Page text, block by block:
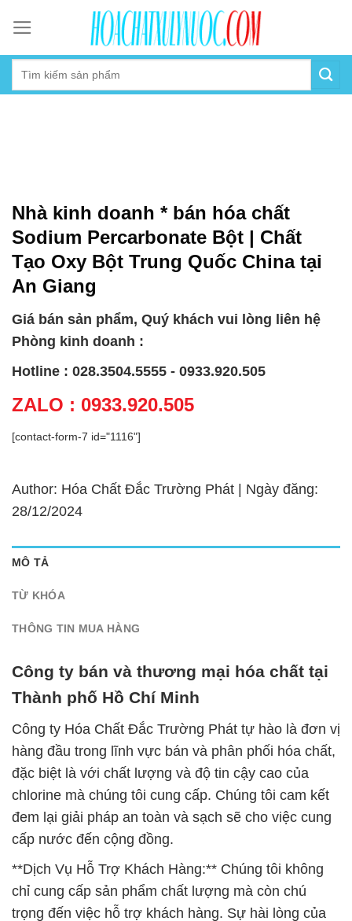
content
Nhà kinh doanh * bán hóa chất
Sodium Percarbonate Bột | Chất
Tạo Oxy Bột Trung Quốc China tại
An Giang
Giá bán sản phẩm, Quý khách vui lòng liên hệ
Phòng kinh doanh :
Hotline : 028.3504.5555 - 0933.920.505
ZALO : 0933.920.505
[contact-form-7 id="1116"]
Author: Hóa Chất Đắc Trường Phát | Ngày đăng:
28/12/2024
MÔ TẢ
TỪ KHÓA
THÔNG TIN MUA HÀNG
Công ty bán và thương mại hóa chất tại
Thành phố Hồ Chí Minh
Công ty Hóa Chất Đắc Trường Phát tự hào là đơn vị
hàng đầu trong lĩnh vực bán và phân phối hóa chất,
đặc biệt là với chất lượng và độ tin cậy cao của
chlorine mà chúng tôi cung cấp. Chúng tôi cam kết
đem lại giải pháp an toàn và sạch sẽ cho việc cung
cấp nước đến cộng đồng.
**Dịch Vụ Hỗ Trợ Khách Hàng:** Chúng tôi không
chỉ cung cấp sản phẩm chất lượng mà còn chú
trọng đến việc hỗ trợ khách hàng. Sự hài lòng của